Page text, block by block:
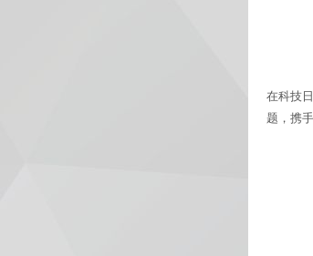
在科技
题，携